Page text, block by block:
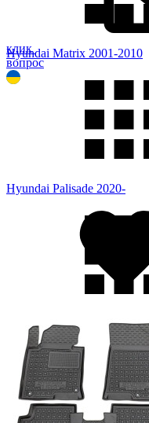
Hyundai Matrix 2001-2010
Hyundai Palisade 2020-
Hyundai Santa Fe 2000-
клик
вопрос